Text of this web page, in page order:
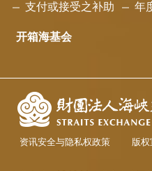
支付或接受之补助 年
开箱海基会
资讯安全与隐私权政策 版